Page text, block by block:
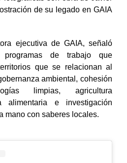
de su legado en GAIA
ejecutiva de GAIA, señaló
de trabajo que
que se relacionan al
ambiental, cohesión
limpias, agricultura
alimentaria e investigación
mano con saberes locales.